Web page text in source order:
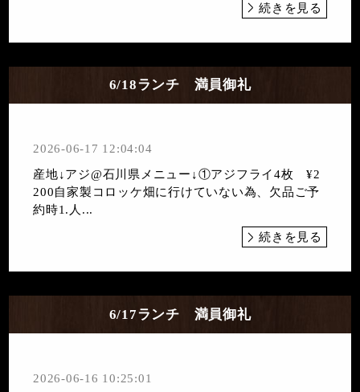
続きを見る
6/18ランチ 満員御礼
2026-06-17 12:04:04
産地↓アジ@石川県メニュー↓①アジフライ4枚 ¥2
200自家製コロッケ畑に行けていない為、欠品ご予
約時1.人...
続きを見る
6/17ランチ 満員御礼
2026-06-16 10:25:01